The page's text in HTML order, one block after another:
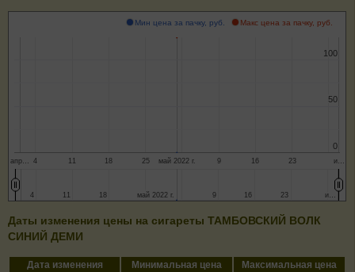
Мин цена за пачку, руб. Макс цена за пачку, руб.
апр… май 2022 г. и…
4 11 18 25 9 16 23
0
0
50
50
100
100
май 2022 г.
май 2022 г. и…
и…
4
4 11
11 18
18 9
9 16
16 23
23
Даты изменения цены на сигареты ТАМБОВСКИЙ ВОЛК
СИНИЙ ДЕМИ
Дата изменения Минимальная цена
Максимальная цена